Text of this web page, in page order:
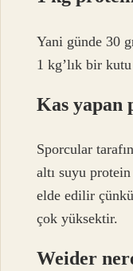
Yani günde 30
1 kg’lık bir
Kas yapan
Sporcular
altı suyu
elde edilir
çok yüksektir.
Weider